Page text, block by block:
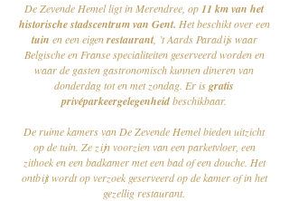
De Zevende Hemel ligt in Merendree, op11 km van het
historische stadscentrum van Gent. Het beschikt over een
tuin en een eigenrestaurant, ’t Aards Paradijs waar
Belgische en Franse specialiteiten geserveerd worden en
waar de gasten gastronomisch kunnen dineren van
donderdag tot en met zondag. Er isgratis
privéparkeergelegenheidbeschikbaar.
De ruime kamers van De Zevende Hemel bieden uitzicht
op de tuin. Ze zijn voorzien van een parketvloer, een
zithoek en een badkamer met een bad of een douche. Het
ontbijt wordt op verzoek geserveerd op de kamer of in het
gezellig restaurant.